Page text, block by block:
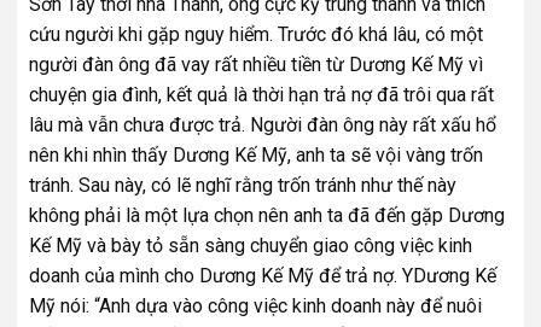
cứu người khi gặp nguy hiểm. Trước đó khá lâu, có một
người đàn ông đã vay rất nhiều tiền từ Dương Kế Mỹ vì
chuyện gia đình, kết quả là thời hạn trả nợ đã trôi qua rất
lâu mà vẫn chưa được trả. Người đàn ông này rất xấu hổ
nên khi nhìn thấy Dương Kế Mỹ, anh ta sẽ vội vàng trốn
tránh. Sau này, có lẽ nghĩ rằng trốn tránh như thế này
không phải là một lựa chọn nên anh ta đã đến gặp Dương
Kế Mỹ và bày tỏ sẵn sàng chuyển giao công việc kinh
doanh của mình cho Dương Kế Mỹ để trả nợ. YDương Kế
Mỹ nói: “Anh dựa vào công việc kinh doanh này để nuôi